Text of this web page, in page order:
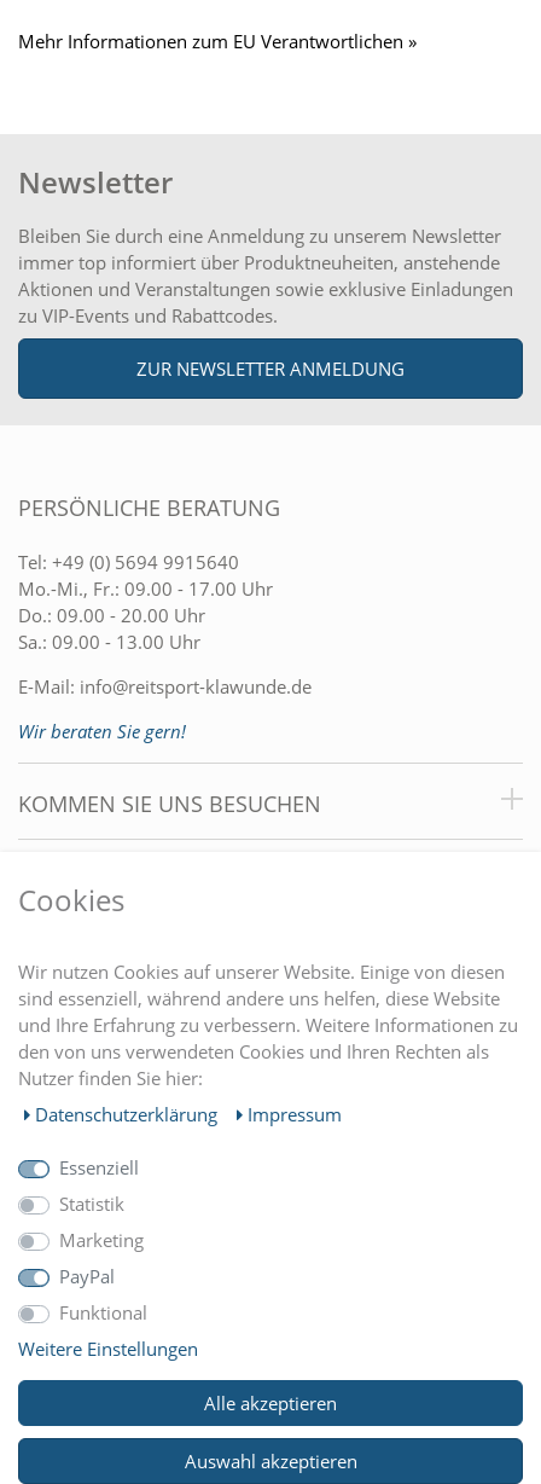
Mehr Informationen zum EU Verantwortlichen »
Newsletter
Bleiben Sie durch eine Anmeldung zu unserem Newsletter
immer top informiert über Produktneuheiten, anstehende
Aktionen und Veranstaltungen sowie exklusive Einladungen
zu VIP-Events und Rabattcodes.
ZUR NEWSLETTER ANMELDUNG
PERSÖNLICHE BERATUNG
Tel: +49 (0) 5694 9915640
Mo.-Mi., Fr.: 09.00 - 17.00 Uhr
Do.: 09.00 - 20.00 Uhr
Sa.: 09.00 - 13.00 Uhr
E-Mail: info@reitsport-klawunde.de
Wir beraten Sie gern!
KOMMEN SIE UNS BESUCHEN
EINKAUFEN
MEIN KONTO
UNTERNEHMEN
ZAHLUNGARTEN
WIR VERSCHICKEN MIT
Cookies
Wir nutzen Cookies auf unserer Website. Einige von diesen
sind essenziell, während andere uns helfen, diese Website
und Ihre Erfahrung zu verbessern. Weitere Informationen zu
den von uns verwendeten Cookies und Ihren Rechten als
Nutzer finden Sie hier:
Daten­schutz­erklärung
Impressum
Essenziell
Statistik
Marketing
PayPal
Funktional
Weitere Einstellungen
Alle akzeptieren
Auswahl akzeptieren